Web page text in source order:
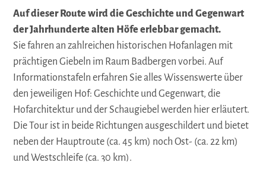
Auf dieser Route wird die Geschichte und Gegenwart
der Jahrhunderte alten Höfe erlebbar gemacht.
​Sie fahren an zahlreichen historischen Hofanlagen mit
prächtigen Giebeln im Raum Badbergen vorbei. Auf
Informationstafeln erfahren Sie alles Wissenswerte über
den jeweiligen Hof: Geschichte und Gegenwart, die
Hofarchitektur und der Schaugiebel werden hier erläutert.
Die Tour ist in beide Richtungen ausgeschildert und bietet
neben der Hauptroute (ca. 45 km) noch Ost- (ca. 22 km)
und Westschleife (ca. 30 km).